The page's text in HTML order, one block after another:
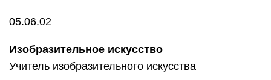
05.06.02
Изобразительное искусство
Учитель изобразительного искусства